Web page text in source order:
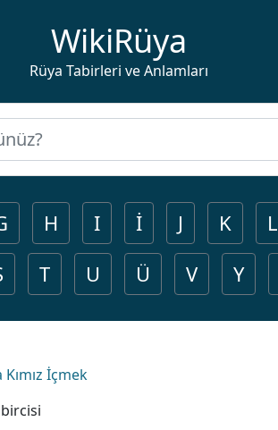
WikiRüya
Rüya Tabirleri ve Anlamları
H I İ J K L
T U Ü V Y
Kımız İçmek